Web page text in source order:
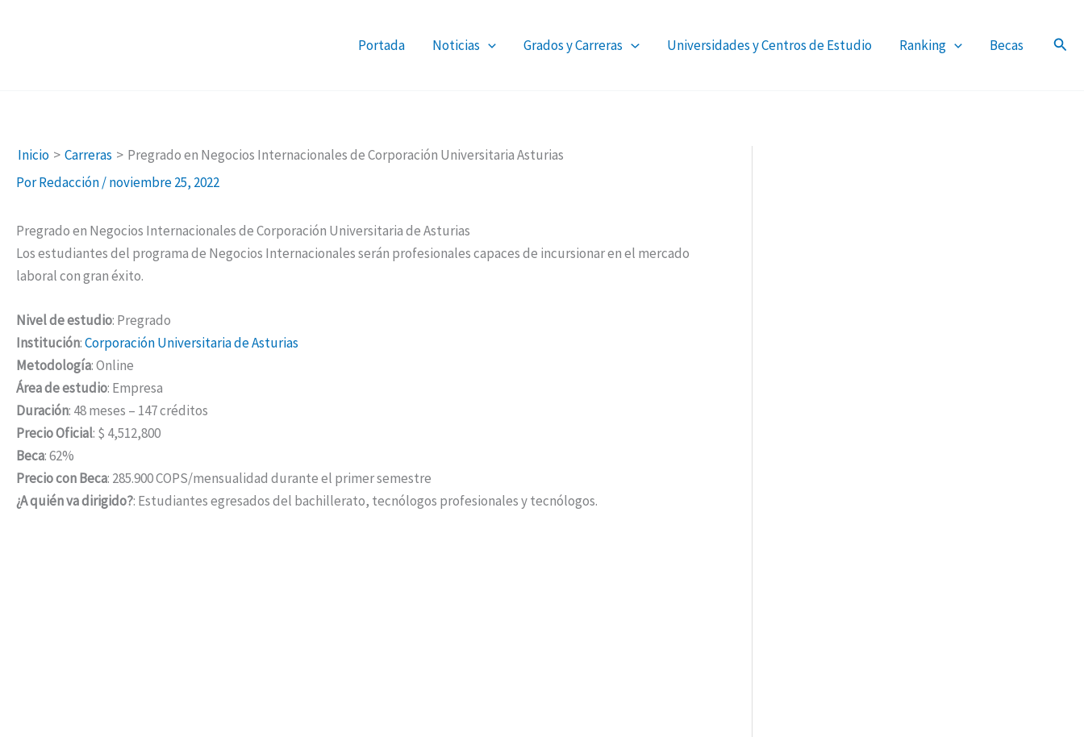
Portada Noticias Grados y Carreras Universidades y Centros de Estudio Ranking Becas
Inicio Carreras
Pregrado en Negocios Internacionales de Corporación Universitaria Asturias
PorRedacción/noviembre 25, 2022
Pregrado en Negocios Internacionales de Corporación Universitaria de Asturias
Los estudiantes del programa de Negocios Internacionales serán profesionales capaces de incursionar en el mercado
laboral con gran éxito.
Nivel de estudio: Pregrado
Institución:Corporación Universitaria de Asturias
Metodología: Online
Área de estudio: Empresa
Duración: 48 meses – 147 créditos
Precio Oficial: $ 4,512,800
Beca: 62%
Precio con Beca: 285.900 COPS/mensualidad durante el primer semestre
¿A quién va dirigido?: Estudiantes egresados del bachillerato, tecnólogos profesionales y tecnólogos.